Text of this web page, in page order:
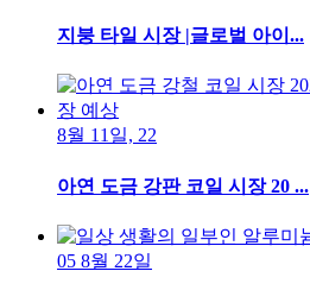
지붕 타일 시장 |글로벌 아이...
8월 11일, 22
아연 도금 강판 코일 시장 20 ...
05 8월 22일